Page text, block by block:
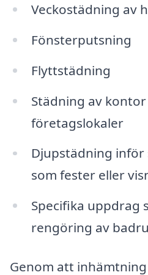
Veckostädning av
Fönsterputsning
Flyttstädning
Städning av
företagslokaler
Djupstädning
som fester eller
Specifika uppdrag
rengöring av
Genom att